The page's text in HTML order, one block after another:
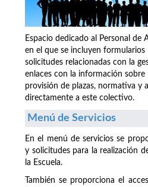
Espacio dedicado al Personal de
en el que se incluyen
solicitudes relacionadas con la
enlaces con la información
provisión de plazas, normativa y
directamente a este colectivo.
Menú de Servicios
En el menú de servicios se
y solicitudes para la realización
la Escuela.
También se proporciona el